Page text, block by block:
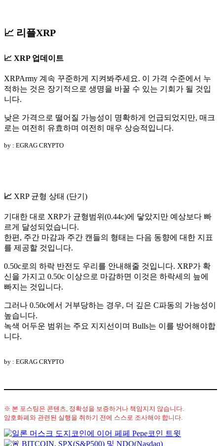
📈 리플XRP
📈 XRP 업데이트
XRPArmy 계속 꾸준하게 지켜봐주세요. 이 가격 수준에서 누
적하는 것은 장기적으로 생명을 바꿀 수 있는 기회가 될 것입
니다.
낮은 가격으로 떨어질 가능성이 명확하게 언급되었지만, 매크
로는 여전히 유효하며 여전히 매우 상승적입니다.
by : EGRAG CRYPTO
📈 XRP 균형 상태 (단기)
기대한 대로 XRP가 균형범위(0.44c)에 닿았지만 예상보다 빠
르게 달성되었습니다.
한편, 주간 마감과 주간 캔들의 형태는 다음 동향에 대한 지표
를 제공할 것입니다.
0.50c로의 하락 반전도 우리를 안내해줄 것입니다. XRP가 확
신을 가지고 0.50c 이상으로 마감하면 이것은 하락세의 늪에
빠지는 것입니다.
그러나 0.50c에서 거부당하는 경우, 더 깊은 C파동의 가능성이
높습니다.
녹색 어두운 범위는 주요 지지선이며 Bulls는 이를 방어해야합
니다.
by : EGRAG CRYPTO
※ 본 포스팅은 콘텐츠, 정확성을 보증하거나 책임지지 않습니다.
암호화폐와 관련된 실행을 취하기 전에 스스로 조사해야 합니다.